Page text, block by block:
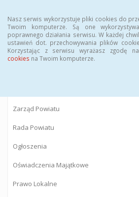
Nasz serwis wykorzystuje pliki cookies do
Twoim komputerze. Są one
poprawnego działania serwisu. W każdej
ustawień dot. przechowywania plików
Korzystając z serwisu wyrażasz zgodę
cookies na Twoim komputerze.
BIULETYN INFORMACJI
Starostwa Powiatowego
Zarząd Powiatu
Rada Powiatu
Ogłoszenia
Oświadczenia Majątkowe
Prawo Lokalne